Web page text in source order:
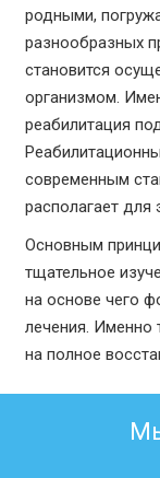
родными,
разнообразных
становится
организмом.
реабилитация
современным
располагает для
Основным
тщательное
на основе чего
лечения. Именно
на полное